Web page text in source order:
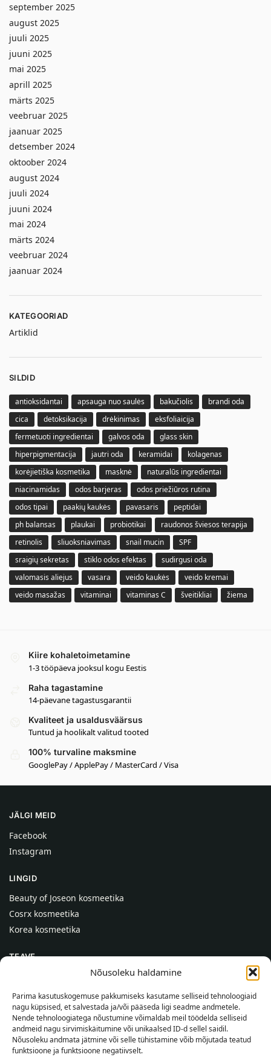
Nõusoleku haldamine
Parima kasutuskogemuse pakkumiseks kasutame selliseid tehnoloogiaid
nagu küpsised, et salvestada ja/või pääseda ligi seadme andmetele.
Nende tehnoloogiatega nõustumine võimaldab meil töödelda selliseid
andmeid nagu sirvimiskäitumine või unikaalsed ID-d sellel saidil.
Nõusoleku andmata jätmine või selle tühistamine võib mõjutada teatud
funktsioone ja funktsioone negatiivselt.
september 2025
august 2025
juuli 2025
juuni 2025
mai 2025
aprill 2025
märts 2025
veebruar 2025
jaanuar 2025
detsember 2024
oktoober 2024
august 2024
juuli 2024
juuni 2024
mai 2024
märts 2024
veebruar 2024
jaanuar 2024
KATEGOORIAD
Artiklid
SILDID
antioksidantai apsauga nuo saulės bakučiolis
brandi oda
cica
detoksikacija drėkinimas
eksfoliaicija
fermetuoti ingredientai
galvos oda
glass skin
hiperpigmentacija
jautri oda keramidai
kolagenas
korėjietiška kosmetika
masknė
naturalūs ingredientai
niacinamidas
odos barjeras
odos priežiūros rutina
odos tipai
paakių kaukės pavasaris
peptidai
ph balansas
plaukai probiotikai
raudonos šviesos terapija
retinolis
sliuoksniavimas snail mucin
SPF
sraigių sekretas
stiklo odos efektas
sudirgusi oda
valomasis aliejus
vasara veido kaukės
veido kremai
veido masažas
vitaminai vitaminas C šveitikliai žiema
Kiire kohaletoimetamine
1-3 tööpäeva jooksul kogu Eestis
Raha tagastamine
14-päevane tagastusgarantii
Kvaliteet ja usaldusväärsus
Tuntud ja hoolikalt valitud tooted
100% turvaline maksmine
GooglePay / ApplePay / MasterCard / Visa
JÄLGI MEID
Facebook
Instagram
LINGID
Beauty of Joseon kosmeetika
Cosrx kosmeetika
Korea kosmeetika
TEAVE
Kontaktid
Abi
TEAVE OSTJALE
Tarnetingimused